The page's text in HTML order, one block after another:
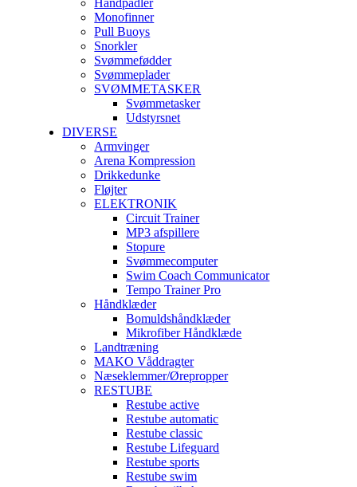
Håndpadler
Monofinner
Pull Buoys
Snorkler
Svømmefødder
Svømmeplader
SVØMMETASKER
Svømmetasker
Udstyrsnet
DIVERSE
Armvinger
Arena Kompression
Drikkedunke
Fløjter
ELEKTRONIK
Circuit Trainer
MP3 afspillere
Stopure
Svømmecomputer
Swim Coach Communicator
Tempo Trainer Pro
Håndklæder
Bomuldshåndklæder
Mikrofiber Håndklæde
Landtræning
MAKO Våddragter
Næseklemmer/Ørepropper
RESTUBE
Restube active
Restube automatic
Restube classic
Restube Lifeguard
Restube sports
Restube swim